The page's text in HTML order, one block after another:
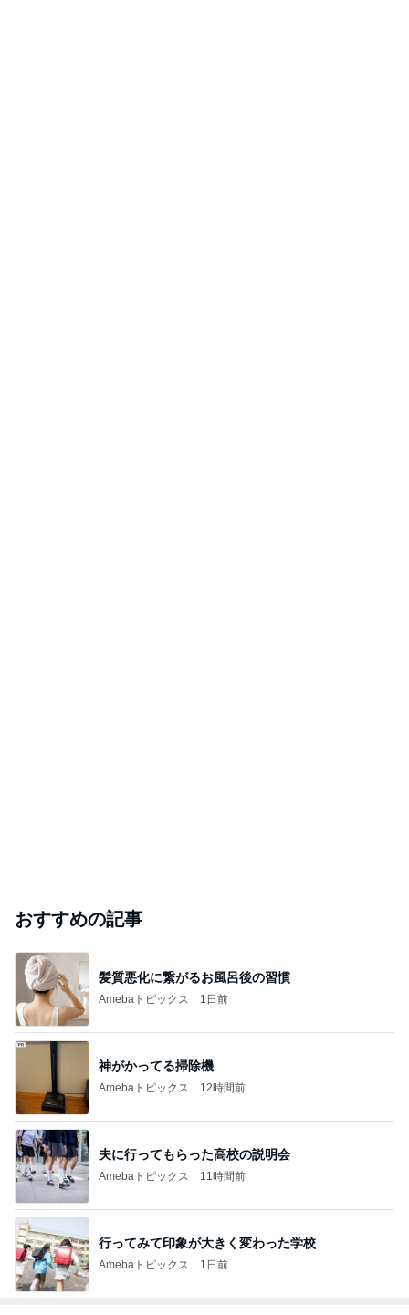
おすすめの記事
髪質悪化に繋がるお風呂後の習慣
Amebaトピックス 1日前
神がかってる掃除機
Amebaトピックス 12時間前
夫に行ってもらった高校の説明会
Amebaトピックス 11時間前
行ってみて印象が大きく変わった学校
Amebaトピックス 1日前